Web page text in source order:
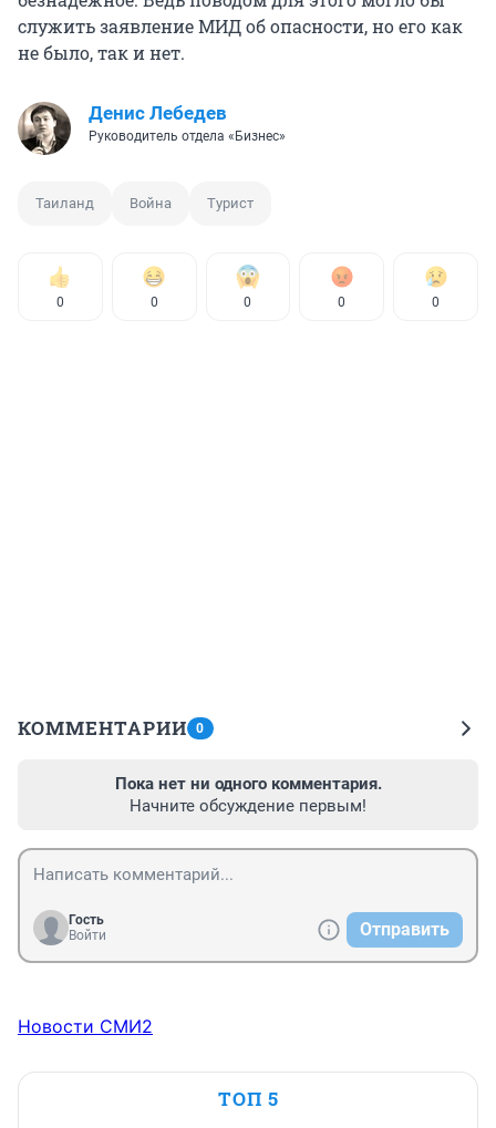
служить заявление МИД об опасности, но его как
не было, так и нет.
Денис Лебедев
Руководитель отдела «Бизнес»
Таиланд Война Турист
0 0 0 0 0
КОММЕНТАРИИ 0
Пока нет ни одного комментария.
Начните обсуждение первым!
Гость
Войти
Отправить
Новости СМИ2
ТОП 5